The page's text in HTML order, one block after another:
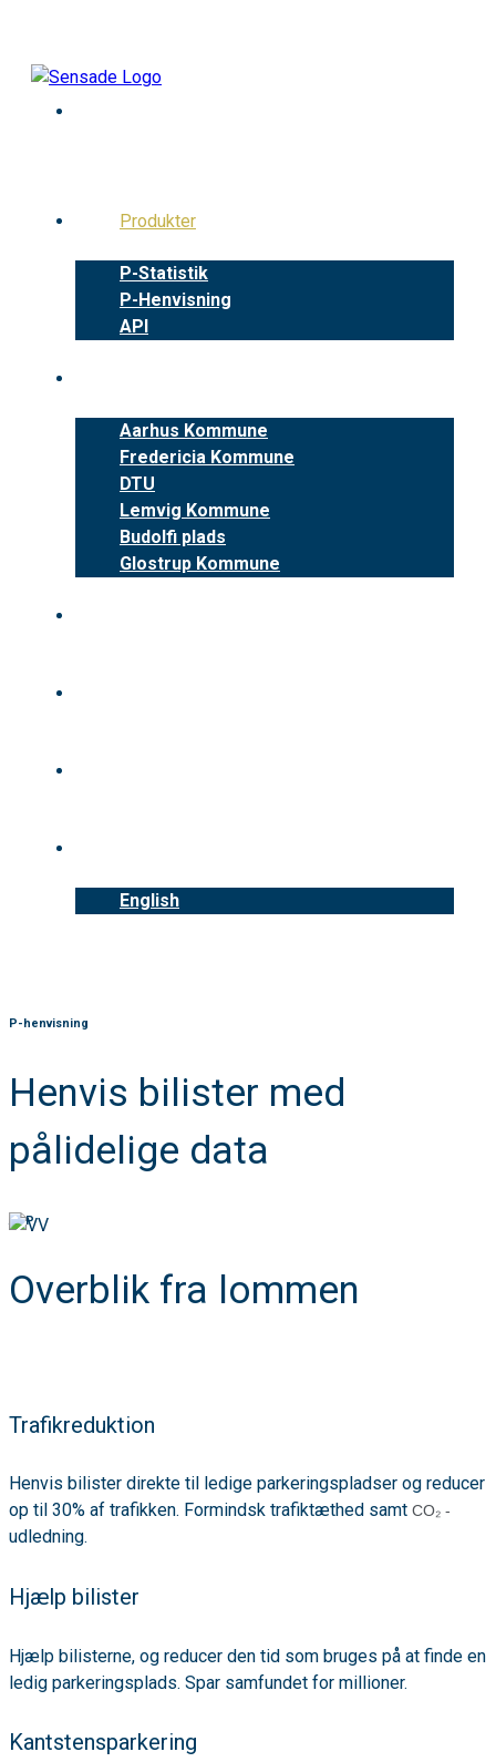
content
Produkter
P-Statistik
P-Henvisning
API
Aarhus Kommune
Fredericia Kommune
DTU
Lemvig Kommune
Budolfi plads
Glostrup Kommune
English
P-henvisning
Henvis bilister med
pålidelige data
APP
Overblik fra lommen
Trafikreduktion
Henvis bilister direkte til ledige parkeringspladser og reducer
op til 30% af trafikken. Formindsk trafiktæthed samt CO₂ -
udledning.
Hjælp bilister
Hjælp bilisterne, og reducer den tid som bruges på at finde en
ledig parkeringsplads. Spar samfundet for millioner.
Kantstensparkering